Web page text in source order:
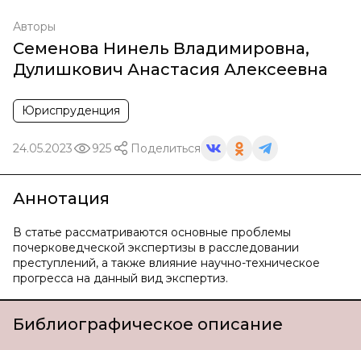
Авторы
Семенова Нинель Владимировна,
Дулишкович Анастасия Алексеевна
Юриспруденция
24.05.2023 925 Поделиться
Аннотация
В статье рассматриваются основные проблемы
почерковедческой экспертизы в расследовании
преступлений, а также влияние научно-техническое
прогресса на данный вид экспертиз.
Библиографическое описание